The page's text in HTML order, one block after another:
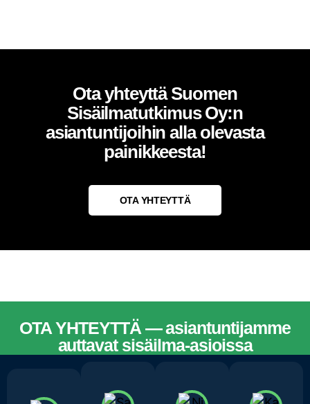
Ota yhteyttä Suomen
Sisäilmatutkimus Oy:n
asiantuntijoihin alla olevasta
painikkeesta!
OTA YHTEYTTÄ
OTA YHTEYTTÄ — asiantuntijamme
auttavat sisäilma-asioissa